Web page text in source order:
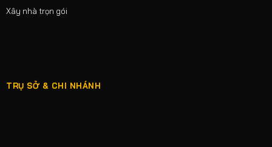
Xây nhà trọn gói
TRỤ SỞ & CHI NHÁNH